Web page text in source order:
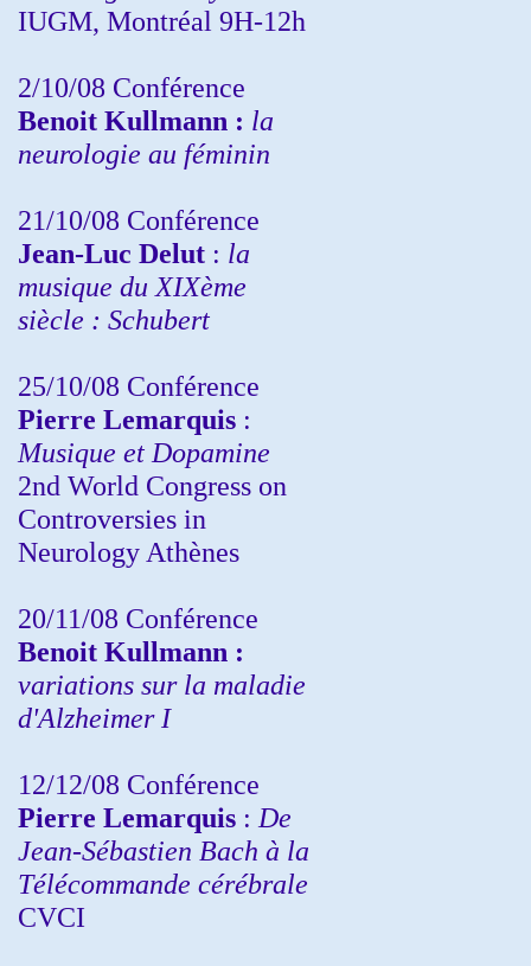
IUGM, Montréal 9H-12h
2/10/08 Conférence
Benoit Kullmann : la
neurologie au féminin
21/10/08 Conférence
Jean-Luc Delut : la
musique du XIXème
siècle : Schubert
25/10/08 Conférence
Pierre Lemarquis :
Musique et Dopamine
2nd World Congress on
Controversies in
Neurology Athènes
20/11/08 Conférence
Benoit Kullmann :
variations sur la maladie
d'Alzheimer I
12/12/08 Conférence
Pierre Lemarquis : De
Jean-Sébastien Bach à la
Télécommande cérébrale
CVCI